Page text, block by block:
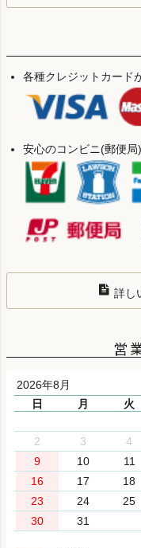
各種クレジットカード
安心のコンビニ(郵便局
詳し
営
2026年8月
日
月 火
2
3 4
9
10 11
16
17 18
23
24 25
30
31